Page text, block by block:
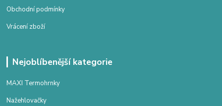
Obchodní podmínky
Vrácení zboží
Nejoblíbenější kategorie
MAXI Termohrnky
Nažehlovačky